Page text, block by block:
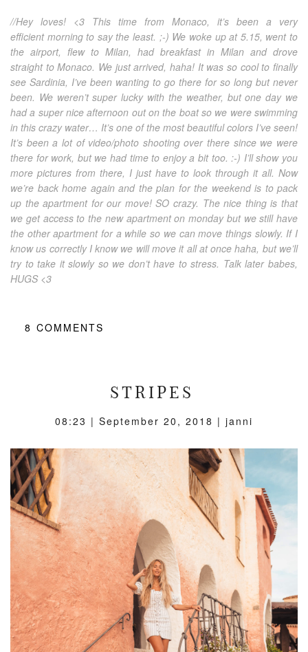
//Hey loves! <3 This time from Monaco, it’s been a very
efficient morning to say the least. ;-) We woke up at 5.15, went to
the airport, flew to Milan, had breakfast in Milan and drove
straight to Monaco. We just arrived, haha! It was so cool to finally
see Sardinia, I’ve been wanting to go there for so long but never
been. We weren’t super lucky with the weather, but one day we
had a super nice afternoon out on the boat so we were swimming
in this crazy water… It’s one of the most beautiful colors I’ve seen!
It’s been a lot of video/photo shooting over there since we were
there for work, but we had time to enjoy a bit too. :-) I’ll show you
more pictures from there, I just have to look through it all. Now
we’re back home again and the plan for the weekend is to pack
up the apartment for our move! SO crazy. The nice thing is that
we get access to the new apartment on monday but we still have
the other apartment for a while so we can move things slowly. If I
know us correctly I know we will move it all at once haha, but we’ll
try to take it slowly so we don’t have to stress. Talk later babes,
HUGS <3
8 COMMENTS
STRIPES
08:23 | September 20, 2018 | janni